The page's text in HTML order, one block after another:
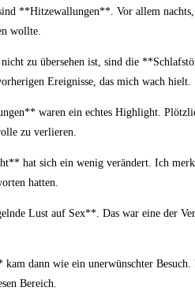
**Hitzewallungen**. Vor allem
wollte.
zu übersehen ist, sind die
‌Ereignisse, das mich ⁣wach hielt.
waren​ ein echtes ‍Highlight.
zu verlieren.
hat‍ sich ein wenig verändert. Ich
hatten.
‍Lust auf Sex**. Das war eine der
dann wie ein unerwünschter
Bereich.